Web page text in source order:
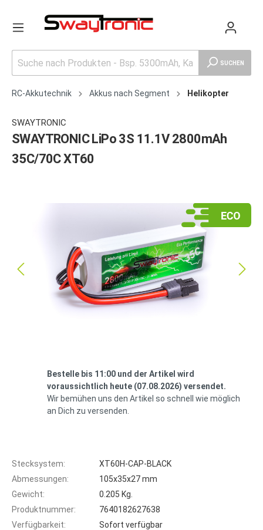
SUCHEN
RC-Akkutechnik Akkus nach Segment Helikopter
SWAYTRONIC
SWAYTRONIC LiPo 3S 11.1V 2800mAh
35C/70C XT60
Bestelle bis 11:00 und der Artikel wird
voraussichtlich heute (07.08.2026) versendet.
Wir bemühen uns den Artikel so schnell wie möglich
an Dich zu versenden.
Stecksystem:
XT60H-CAP-BLACK
Abmessungen:
105x35x27 mm
Gewicht:
0.205 Kg.
Produktnummer:
7640182627638
Verfügbarkeit:
Sofort verfügbar